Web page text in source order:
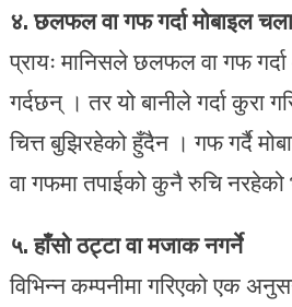
४. छलफल वा गफ गर्दा मोबाइल
प्रायः मानिसले छलफल वा गफ
गर्दछन् । तर यो बानीले गर्दा कुरा
चित्त बुझिरहेको हुँदैन । गफ गर्दै
वा गफमा तपाईको कुनै रुचि
५. हाँसो ठट्टा वा मजाक नगर्ने
विभिन्न कम्पनीमा गरिएको एक